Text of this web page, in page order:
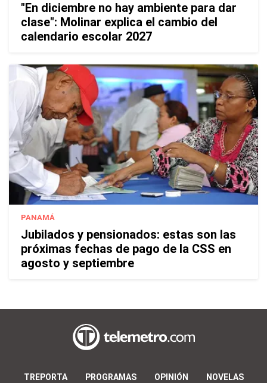
"En diciembre no hay ambiente para dar
clase": Molinar explica el cambio del
calendario escolar 2027
PANAMÁ
Jubilados y pensionados: estas son las
próximas fechas de pago de la CSS en
agosto y septiembre
TREPORTA PROGRAMAS OPINIÓN NOVELAS